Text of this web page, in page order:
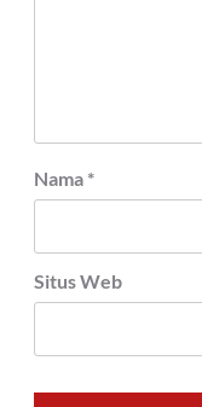
Nama *
Situs Web